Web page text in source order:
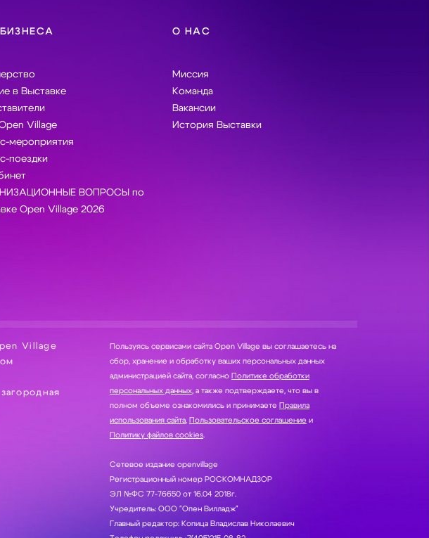
в Выставке
Village
мероприятия
поездки
ВОПРОСЫ по
Open Village 2026
О НАС
Миссия
Команда
Вакансии
История Выставки
Village
Пользуясь сервисами сайта Open Village вы соглашаетесь на
сбор, хранение и обработку ваших персональных данных
администрацией сайта, согласно Политике обработки
персональных данных , а также подтверждаете, что вы в
полном объеме ознакомились и принимаете Правила
использования сайта Пользовательское соглашение и
Политику файлов cookies.
Сетевое издание openvillage
Регистрационный номер РОСКОМНАДЗОР
ЭЛ №ФС 77-76650 от 16.04 2018г.
Учредитель: ООО "Опен Вилладж"
Главный редактор: Копица Владислав Николаевич